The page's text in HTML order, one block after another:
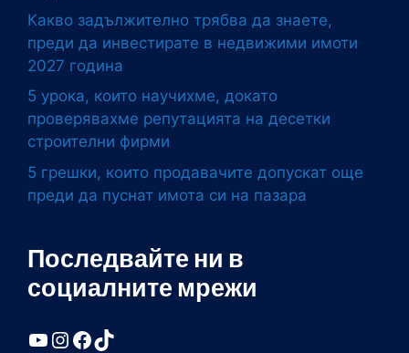
Какво задължително трябва да знаете,
преди да инвестирате в недвижими имоти
2027 година
5 урока, които научихме, докато
проверявахме репутацията на десетки
строителни фирми
5 грешки, които продавачите допускат още
преди да пуснат имота си на пазара
Последвайте ни в
социалните мрежи
YouTube
Instagram
Facebook
TikTok